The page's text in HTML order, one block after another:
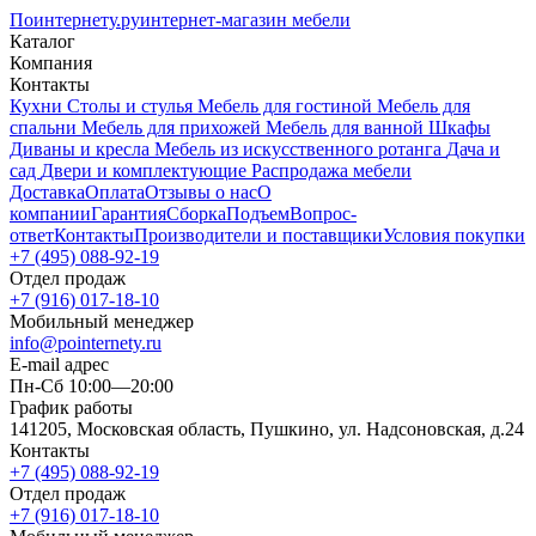
Поинтернету.руинтернет-магазин мебели
Каталог
Компания
Контакты
Кухни Столы и стулья Мебель для гостиной Мебель для
спальни Мебель для прихожей Мебель для ванной Шкафы
Диваны и кресла Мебель из искусственного ротанга Дача и
сад Двери и комплектующие Распродажа мебели
ДоставкаОплатаОтзывы о насО
компанииГарантияСборкаПодъемВопрос-
ответКонтактыПроизводители и поставщикиУсловия покупки
+7 (495) 088-92-19
Отдел продаж
+7 (916) 017-18-10
Мобильный менеджер
info@pointernety.ru
E-mail адрес
Пн-Сб 10:00—20:00
График работы
141205, Московская область, Пушкино, ул. Надсоновская, д.24
Контакты
+7 (495) 088-92-19
Отдел продаж
+7 (916) 017-18-10